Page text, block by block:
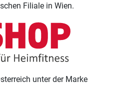
Filiale in Wien.
unter der Marke